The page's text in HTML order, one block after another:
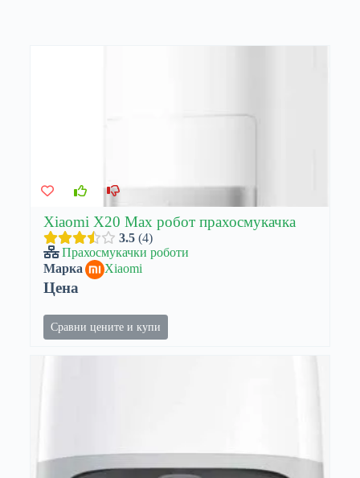
Xiaomi X20 Max робот прахосмукачка
3.5 4
Прахосмукачки роботи
Марка
Xiaomi
Цена
Сравни цените и купи